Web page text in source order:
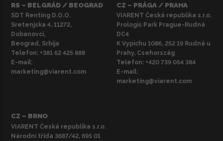
RS – BELGRÁD / BEOGRAD
SDT Renting D.O.O.
Sretenjska 4, 11272,
Dobanovci,
Beograd, Srbija
Telefon: +381 62 425 888
E-mail:
marketing@viarent.com
CZ – PRÁGA / PRAHA
VIARENT Česká republika s.r.o.
Prologis Park Prague-Rudná
DC4
K Vypichu 1086, 252 19 Rudná u
Prahy, Csehország
Telefon: +420 739 054 384
E-mail:
marketing@viarent.com
CZ – BRNO
VIARENT Česká republika s.r.o.
Národní třída 3687/42, 695 01